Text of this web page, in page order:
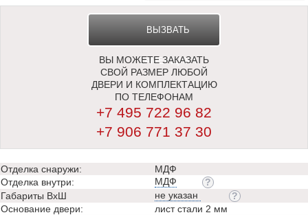
ВЫЗВАТЬ
ЗАМЕРЩИКА
ВЫ МОЖЕТЕ ЗАКАЗАТЬ
СВОЙ РАЗМЕР ЛЮБОЙ
ДВЕРИ И КОМПЛЕКТАЦИЮ
ПО ТЕЛЕФОНАМ
+7 495 722 96 82
+7 906 771 37 30
Отделка снаружи:
МДФ
Отделка внутри:
МДФ
Габариты ВхШ
не указан
Основание двери:
лист стали 2 мм